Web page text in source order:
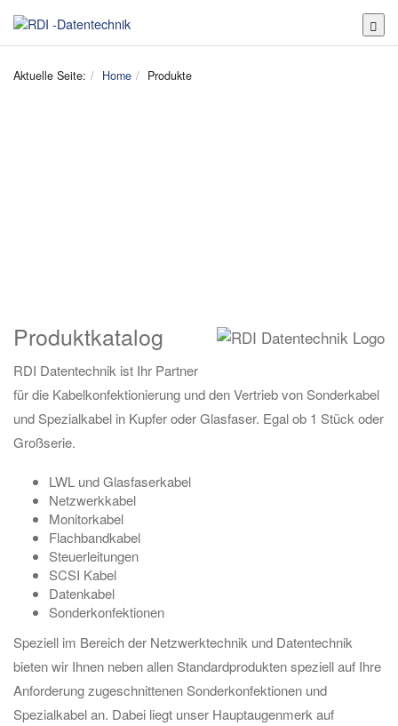
Aktuelle Seite: Home Produkte
Produktkatalog
RDI Datentechnik ist Ihr Partner
für die Kabelkonfektionierung und den Vertrieb von Sonderkabel
und Spezialkabel in Kupfer oder Glasfaser. Egal ob 1 Stück oder
Großserie.
LWL und Glasfaserkabel
Netzwerkkabel
Monitorkabel
Flachbandkabel
Steuerleitungen
SCSI Kabel
Datenkabel
Sonderkonfektionen
Speziell im Bereich der Netzwerktechnik und Datentechnik
bieten wir Ihnen neben allen Standardprodukten speziell auf Ihre
Anforderung zugeschnittenen Sonderkonfektionen und
Spezialkabel an. Dabei liegt unser Hauptaugenmerk auf